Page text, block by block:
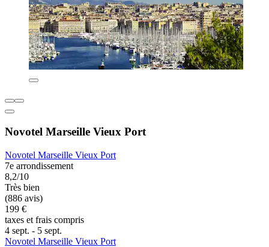
Novotel Marseille Vieux Port
Novotel Marseille Vieux Port
7e arrondissement
8,2/10
Très bien
(886 avis)
199 €
taxes et frais compris
4 sept. - 5 sept.
Novotel Marseille Vieux Port